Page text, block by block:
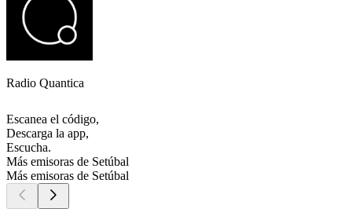
Radio Quantica
Escanea el código,
Descarga la app,
Escucha.
Más emisoras de Setúbal
Más emisoras de Setúbal